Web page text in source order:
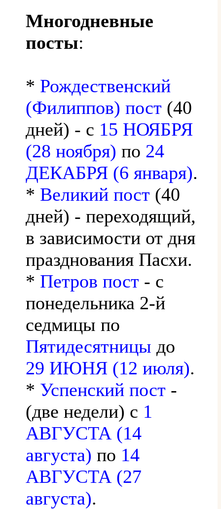
Многодневные
посты:
* Рождественский
(Филиппов) пост (40
дней) - с 15 НОЯБРЯ
(28 ноября) по 24
ДЕКАБРЯ (6 января).
* Великий пост (40
дней) - переходящий,
в зависимости от дня
празднования Пасхи.
* Петров пост - с
понедельника 2-й
седмицы по
Пятидесятницы до
29 ИЮНЯ (12 июля).
* Успенский пост -
(две недели) с 1
АВГУСТА (14
августа) по 14
АВГУСТА (27
августа).